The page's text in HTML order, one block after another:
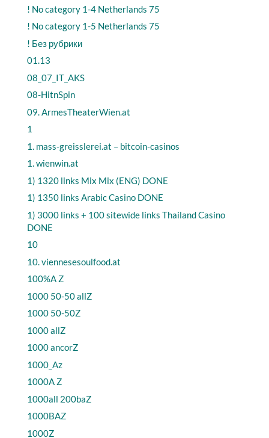
! No category 1-4 Netherlands 75
! No category 1-5 Netherlands 75
! Без рубрики
01.13
08_07_IT_AKS
08-HitnSpin
09. ArmesTheaterWien.at
1
1. mass-greisslerei.at – bitcoin-casinos
1. wienwin.at
1) 1320 links Mix Mix (ENG) DONE
1) 1350 links Arabic Casino DONE
1) 3000 links + 100 sitewide links Thailand Casino
DONE
10
10. viennesesoulfood.at
100%A Z
1000 50-50 allZ
1000 50-50Z
1000 allZ
1000 ancorZ
1000_Az
1000A Z
1000all 200baZ
1000BAZ
1000Z